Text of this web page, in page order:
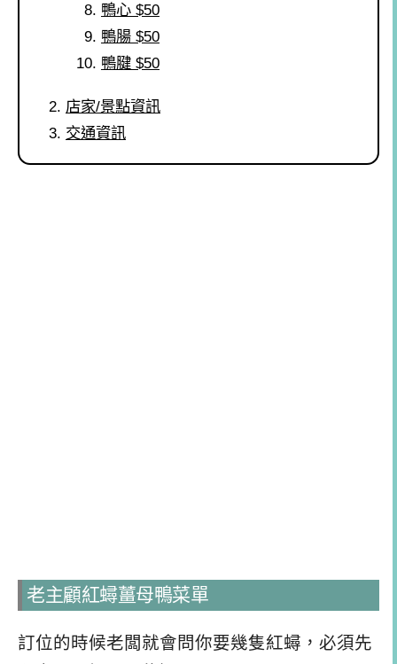
鴨心 $50
鴨腸 $50
鴨腱 $50
店家/景點資訊
交通資訊
老主顧紅蟳薑母鴨菜單
訂位的時候老闆就會問你要幾隻紅蟳，必須先